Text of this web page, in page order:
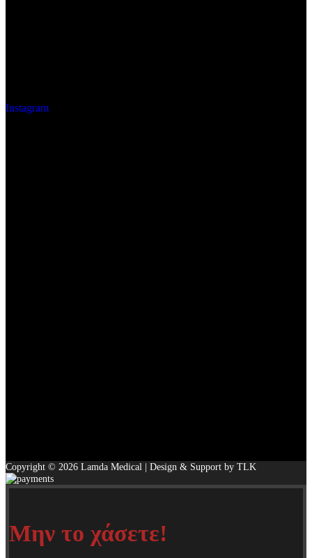
Instagram
Copyright © 2026 Lamda Medical | Design & Support by TLK
Μην το χάσετε!